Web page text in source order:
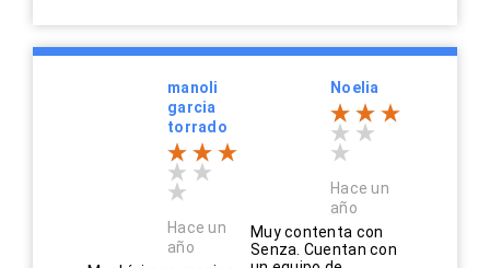
manoli
garcia
torrado
Hace un
año
Noelia
Hace un
año
Muy contenta con
Senza. Cuentan con